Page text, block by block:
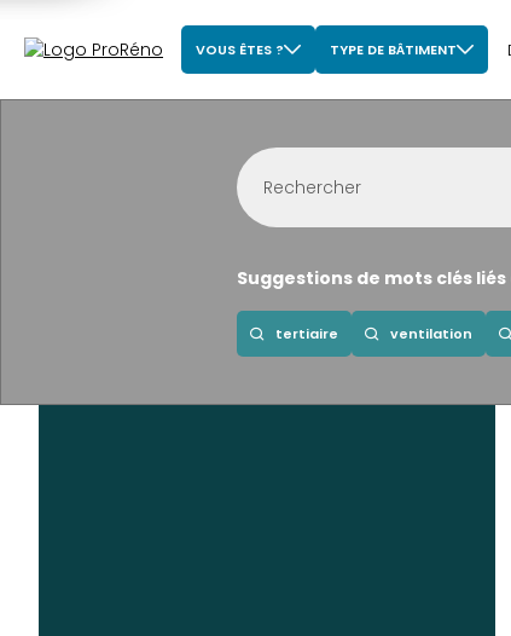
VOUS ÊTES ? TYPE DE BÂTIMENT
Suggestions de mots clés
tertiaire ventilation